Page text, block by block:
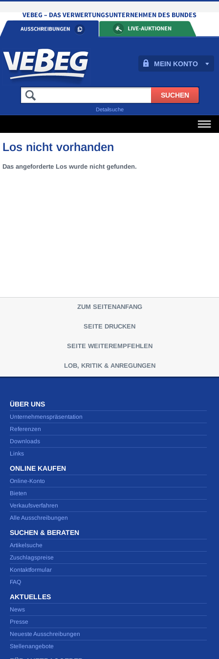
MEIN KONTO
Detailsuche
Los nicht vorhanden
Das angeforderte Los wurde nicht gefunden.
ZUM SEITENANFANG
SEITE DRUCKEN
SEITE WEITEREMPFEHLEN
LOB, KRITIK & ANREGUNGEN
ÜBER UNS
Unternehmenspräsentation
Referenzen
Downloads
Links
ONLINE KAUFEN
Online-Konto
Bieten
Verkaufsverfahren
Alle Ausschreibungen
SUCHEN & BERATEN
Artikelsuche
Zuschlagspreise
Kontaktformular
FAQ
AKTUELLES
News
Presse
Neueste Ausschreibungen
Stellenangebote